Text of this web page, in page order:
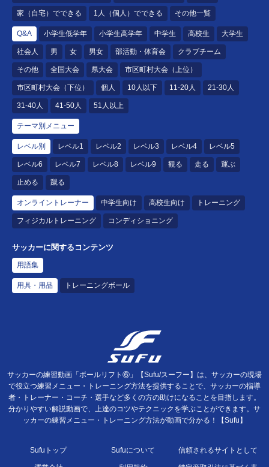
家（自宅）でできる 1人（個人）でできる その他一覧
Q&A 小学生低学年 小学生高学年 中学生 高校生 大学生
社会人 男 女 男女 部活動・体育会 クラブチーム
その他 全国大会 県大会 市区町村大会（上位）
市区町村大会（下位） 個人 10人以下 11-20人 21-30人
31-40人 41-50人 51人以上
テーマ別メニュー
レベル別 レベル1 レベル2 レベル3 レベル4 レベル5
レベル6 レベル7 レベル8 レベル9 観る 走る 運ぶ
止める 蹴る
オンライントレーナー 中学生向け 高校生向け トレーニング
フィジカルトレーニング コンディショニング
サッカーに関するコンテンツ
用語集
用具・用品 トレーニングボール
サッカーの練習動画「ボールリフト⑥」【Sufu/スーフー】は、サッカーの現場
で役立つ練習メニュー・トレーニング方法を提供することで、サッカーの指導
者・トレーナー・コーチ・選手など多くの方の助けになることを目指します。
分かりやすい解説動画で、上達のコツやテクニックを学ぶことができます。サ
ッカーの練習メニュー・トレーニング方法が動画で分かる！【Sufu】
Sufuトップ Sufuについて 信頼されるサイトとして